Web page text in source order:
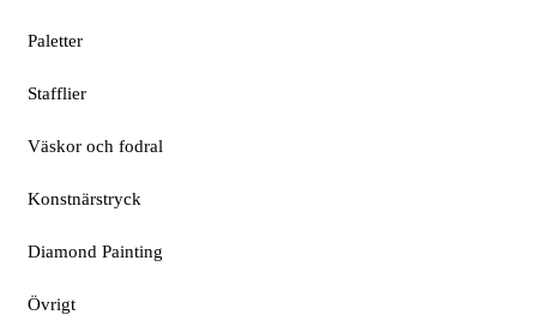
Paletter
Stafflier
Väskor och fodral
Konstnärstryck
Diamond Painting
Övrigt